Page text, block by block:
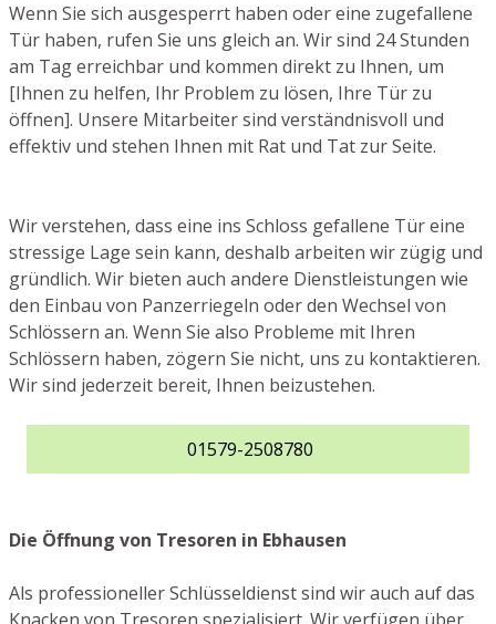
Wenn Sie sich ausgesperrt haben oder eine zugefallene
Tür haben, rufen Sie uns gleich an. Wir sind 24 Stunden
am Tag erreichbar und kommen direkt zu Ihnen, um
[Ihnen zu helfen, Ihr Problem zu lösen, Ihre Tür zu
öffnen]. Unsere Mitarbeiter sind verständnisvoll und
effektiv und stehen Ihnen mit Rat und Tat zur Seite.
Wir verstehen, dass eine ins Schloss gefallene Tür eine
stressige Lage sein kann, deshalb arbeiten wir zügig und
gründlich. Wir bieten auch andere Dienstleistungen wie
den Einbau von Panzerriegeln oder den Wechsel von
Schlössern an. Wenn Sie also Probleme mit Ihren
Schlössern haben, zögern Sie nicht, uns zu kontaktieren.
Wir sind jederzeit bereit, Ihnen beizustehen.
01579-2508780
Die Öffnung von Tresoren in Ebhausen
Als professioneller Schlüsseldienst sind wir auch auf das